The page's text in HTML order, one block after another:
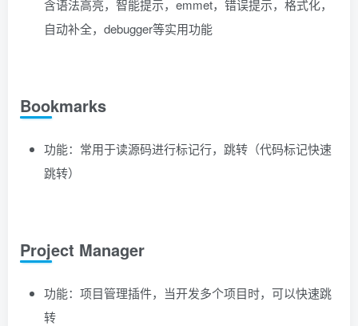
含语法高亮，智能提示，emmet，错误提示，格式化，
自动补全，debugger等实用功能
Bookmarks
功能：常用于读源码进行标记行，跳转（代码标记快速
跳转）
Project Manager
功能：项目管理插件，当开发多个项目时，可以快速跳
转